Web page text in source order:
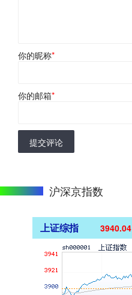
你的昵称*
你的邮箱*
提交评论
沪深京指数
上证综指 3940.04